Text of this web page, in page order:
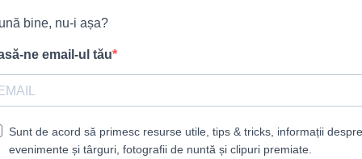
bine, nu-i așa?
ne email-ul tău
Sunt de acord să primesc resurse utile, tips & tricks, informații despre
evenimente și târguri, fotografii de nuntă și clipuri premiate.